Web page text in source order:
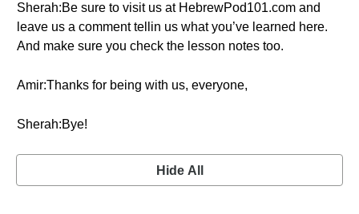
Sherah:Be sure to visit us at HebrewPod101.com and
leave us a comment tellin us what you’ve learned here.
And make sure you check the lesson notes too.
Amir:Thanks for being with us, everyone,
Sherah:Bye!
Hide All